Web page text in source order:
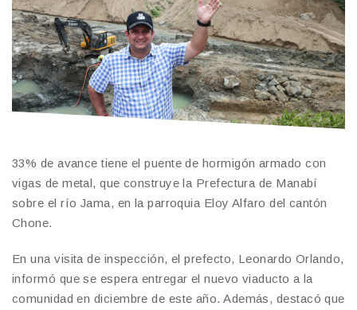
33% de avance tiene el puente de hormigón armado con
vigas de metal, que construye la Prefectura de Manabí
sobre el río Jama, en la parroquia Eloy Alfaro del cantón
Chone.
En una visita de inspección, el prefecto, Leonardo Orlando,
informó que se espera entregar el nuevo viaducto a la
comunidad en diciembre de este año. Además, destacó que